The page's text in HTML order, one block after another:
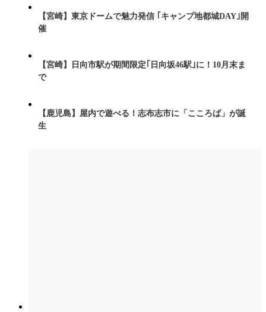
【宮崎】東京ドームで魅力発信 ｢キャンプ地都城DAY｣開
催
【宮崎】日向市駅が期間限定｢日向坂46駅｣に！10月末ま
で
【鹿児島】屋内で遊べる！志布志市に「こころば」が誕
生